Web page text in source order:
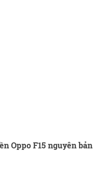
Oppo F15 nguyên bản